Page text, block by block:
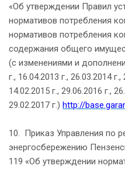
«Об утверждении Правил
нормативов потребления
нормативов потребления
содержания общего
(с изменениями и
г., 16.04.2013 г., 26.03.2014
14.02.2015 г., 29.06.2016 г.,
29.02.2017 г.) http://
10. Приказ Управления по
энергосбережению
119 «Об утверждении